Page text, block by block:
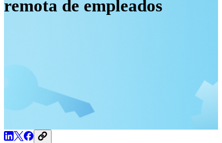
remota de empleados